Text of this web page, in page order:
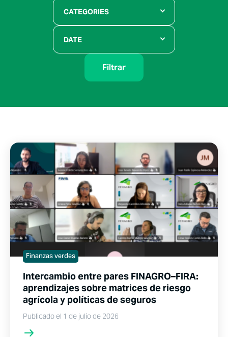
CATEGORIES
DATE
Filtrar
Finanzas verdes
Intercambio entre pares FINAGRO–FIRA:
aprendizajes sobre matrices de riesgo
agrícola y políticas de seguros
Publicado el 1 de julio de 2026